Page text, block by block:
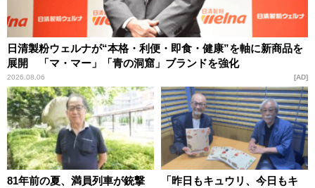
日清製粉ウェルナが“本格・利便・即食・健康”を軸に新商品を
展開 「マ・マー」「青の洞窟」ブランドを強化
2026.08.06 AD
81年前の夏、満員列車が銃撃
「昨日もキュウリ、今日もキ